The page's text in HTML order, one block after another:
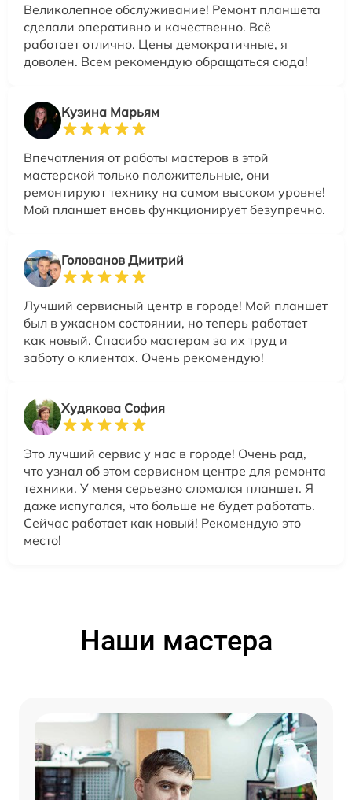
Великолепное обслуживание! Ремонт планшета
сделали оперативно и качественно. Всё
работает отлично. Цены демократичные, я
доволен. Всем рекомендую обращаться сюда!
Кузина Марьям
Впечатления от работы мастеров в этой
мастерской только положительные, они
ремонтируют технику на самом высоком уровне!
Мой планшет вновь функционирует безупречно.
Голованов Дмитрий
Лучший сервисный центр в городе! Мой планшет
был в ужасном состоянии, но теперь работает
как новый. Спасибо мастерам за их труд и
заботу о клиентах. Очень рекомендую!
Худякова София
Это лучший сервис у нас в городе! Очень рад,
что узнал об этом сервисном центре для ремонта
техники. У меня серьезно сломался планшет. Я
даже испугался, что больше не будет работать.
Сейчас работает как новый! Рекомендую это
место!
Наши мастера